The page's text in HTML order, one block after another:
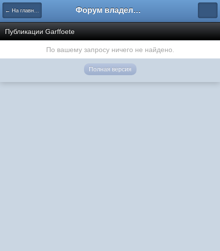
← На главную Форум владельцев интернет-магазинов
Публикации Garffoete
По вашему запросу ничего не найдено.
Полная версия